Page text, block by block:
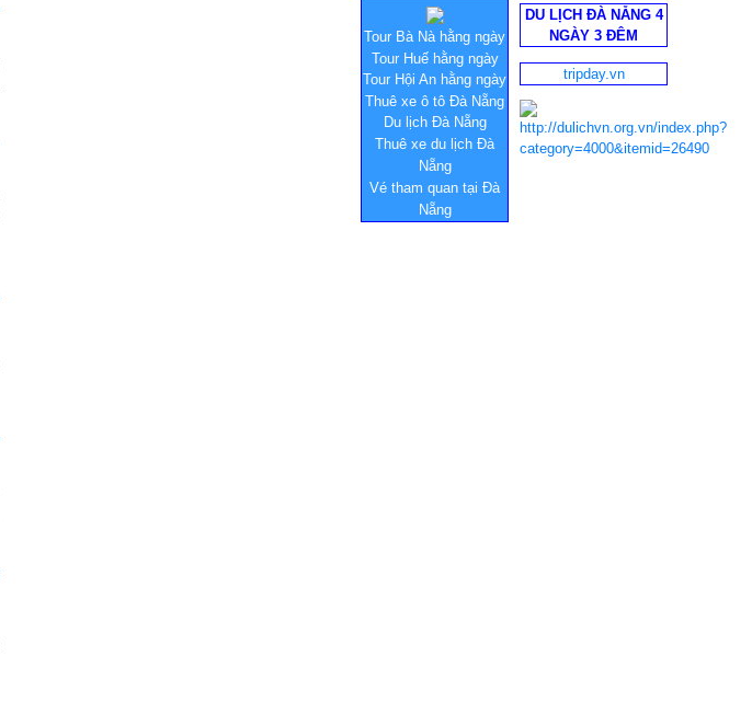
Tour Bà Nà hằng ngày
Tour Huế hằng ngày
Tour Hội An hằng ngày
Thuê xe ô tô Đà Nẵng
Du lịch Đà Nẵng
Thuê xe du lịch Đà
Nẵng
Vé tham quan tại Đà
Nẵng
DU LỊCH ĐÀ NẴNG 4
NGÀY 3 ĐÊM
tripday.vn